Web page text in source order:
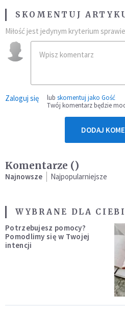
SKOMENTUJ
Miłość jest jedynym kryterium
Zaloguj się lub skomentuj jako Gość
Twój komentarz będzie
DODAJ
Komentarze ()
Najnowsze Najpopularniejsze
WYBRANE DLA
Potrzebujesz pomocy?
Pomodlimy się w Twojej
intencji